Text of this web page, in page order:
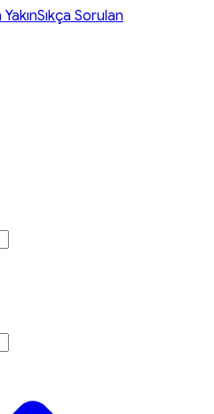
YakınSıkça Sorulan